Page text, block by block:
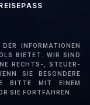
INFORMATIONEN
BIETET. WIR SIND
RECHTS-, STEUER-
SIE BESONDERE
BITTE MIT EINEM
SIE FORTFAHREN.